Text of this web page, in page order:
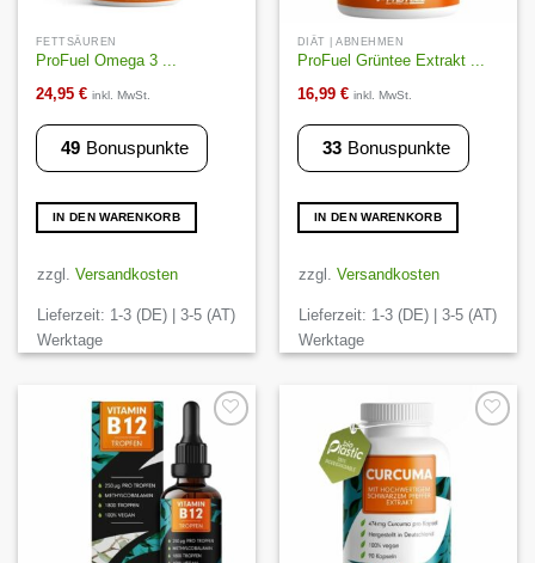
FETTSÄUREN
ProFuel Omega 3 ...
24,95 € inkl. MwSt.
49 Bonuspunkte
IN DEN WARENKORB
zzgl. Versandkosten
Lieferzeit: 1-3 (DE) | 3-5 (AT)
Werktage
DIÄT | ABNEHMEN
ProFuel Grüntee Extrakt ...
16,99 € inkl. MwSt.
33 Bonuspunkte
IN DEN WARENKORB
zzgl. Versandkosten
Lieferzeit: 1-3 (DE) | 3-5 (AT)
Werktage
Auf die
Wunschliste